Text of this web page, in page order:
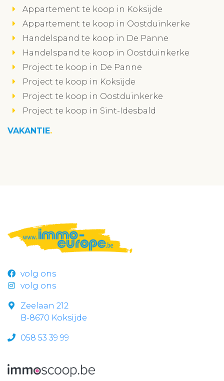
Appartement te koop in Koksijde
Appartement te koop in Oostduinkerke
Handelspand te koop in De Panne
Handelspand te koop in Oostduinkerke
Project te koop in De Panne
Project te koop in Koksijde
Project te koop in Oostduinkerke
Project te koop in Sint-Idesbald
VAKANTIE
volg ons
volg ons
Zeelaan 212
B-8670 Koksijde
058 53 39 99